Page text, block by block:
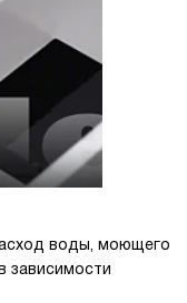
воды, моющего
зависимости